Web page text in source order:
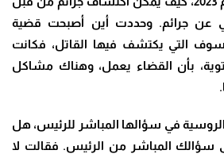
عن جرائم. وحددت أين أصبحت قضية
التي يكتشف فيها القاتل، فكانت
بأن القضاء يعمل، وهناك مشاكل
في سؤالها المباشر للرئيس، هل
سؤالك المباشر من الرئيس. فقالت لا